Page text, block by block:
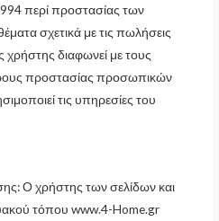
περί προστασίας των
σχετικά με τις πωλήσεις
διαφωνεί με τους
προστασίας προσωπικών
τις υπηρεσίες του
Ο χρήστης των σελίδων και
τόπου www.4-Home.gr